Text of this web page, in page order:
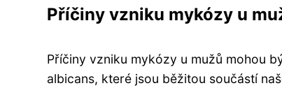
Příčiny vzniku mykózy u
Příčiny vzniku mykózy u mužů mohou
albicans, které jsou běžitou součástí